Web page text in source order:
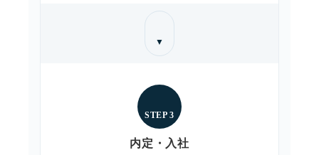
▼
STEP 3
内定・入社